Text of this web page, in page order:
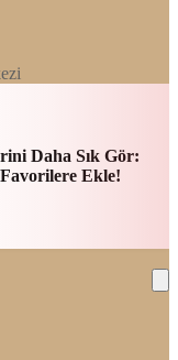
Daha Sık Gör:
Ekle!